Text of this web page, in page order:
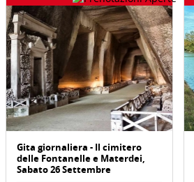
Gita giornaliera - Il cimitero
delle Fontanelle e Materdei,
Sabato 26 Settembre